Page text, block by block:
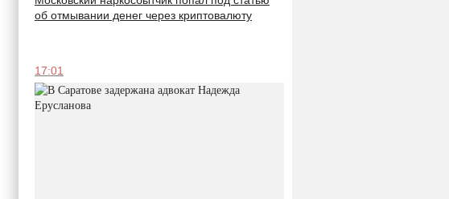
об отмывании денег через криптовалюту
17:01